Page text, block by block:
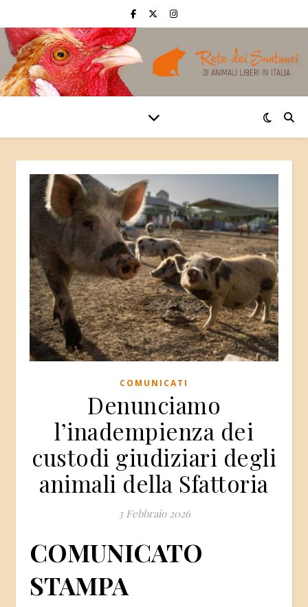
COMUNICATI
Denunciamo
l’inadempienza dei
custodi giudiziari degli
animali della Sfattoria
3 Febbraio 2026
COMUNICATO
STAMPA